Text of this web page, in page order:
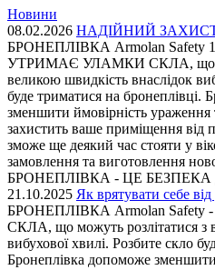
Новини
08.02.2026 НАДІЙНИЙ
БРОНЕПЛІВКА Armolan Safety
УТРИМАЄ УЛАМКИ СКЛА, що
великою швидкість внаслідок
буде триматися на бронеплівці.
зменшити ймовірність ураження
захистить ваше приміщення від
зможе ще деякий час стояти у
замовлення та виготовлення
БРОНЕПЛІВКА - ЦЕ
21.10.2025 Як врятувати себе
БРОНЕПЛІВКА Armolan
СКЛА, що можуть розлітатися з
вибухової хвилі. Розбите скло
Бронеплівка допоможе зменшити